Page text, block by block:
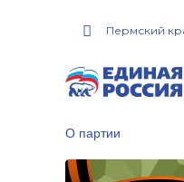
Пермский
О партии